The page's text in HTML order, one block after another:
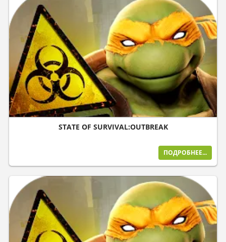
STATE OF SURVIVAL:OUTBREAK
ПОДРОБНЕЕ...